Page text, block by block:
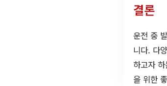
결론
운전 중
니다. 다
하고자
을 위한